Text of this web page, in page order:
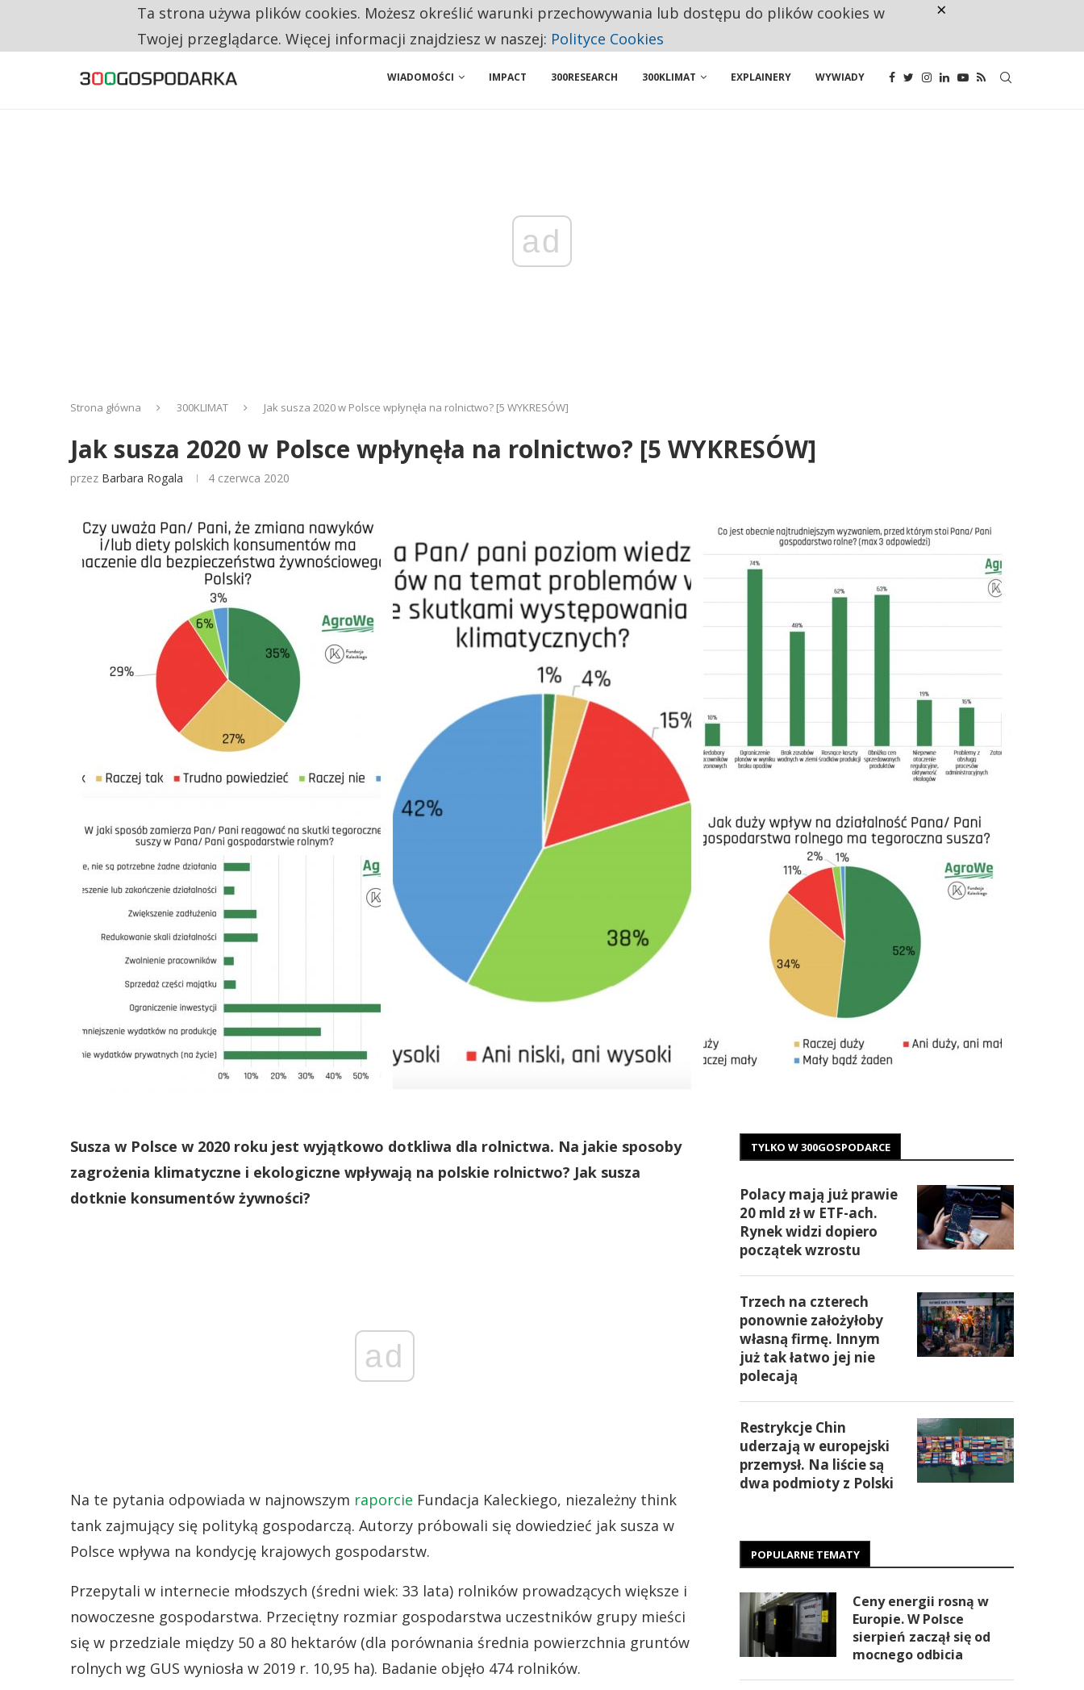
RESTRYKCJE CHIN UDERZAJĄ W EUROPEJSKI PRZEMYSŁ. NA LIŚCIE SĄ DWA PODMIOTY Z POLSKI
WIADOMOŚCI IMPACT 300RESEARCH 300KLIMAT EXPLAINERY WYWIADY
ad
Strona główna 300KLIMAT Jak susza 2020 w Polsce wpłynęła na rolnictwo? [5 WYKRESÓW]
Jak susza 2020 w Polsce wpłynęła na rolnictwo? [5 WYKRESÓW]
przez Barbara Rogala 4 czerwca 2020
Susza w Polsce w 2020 roku jest wyjątkowo dotkliwa dla rolnictwa. Na jakie sposoby
zagrożenia klimatyczne i ekologiczne wpływają na polskie rolnictwo? Jak susza
dotknie konsumentów żywności?
ad
Na te pytania odpowiada w najnowszym raporcie Fundacja Kaleckiego, niezależny think
tank zajmujący się polityką gospodarczą. Autorzy próbowali się dowiedzieć jak susza w
Polsce wpływa na kondycję krajowych gospodarstw.
Przepytali w internecie młodszych (średni wiek: 33 lata) rolników prowadzących większe i
nowoczesne gospodarstwa. Przeciętny rozmiar gospodarstwa uczestników grupy mieści
się w przedziale między 50 a 80 hektarów (dla porównania średnia powierzchnia gruntów
rolnych wg GUS wyniosła w 2019 r. 10,95 ha). Badanie objęło 474 rolników.
TYLKO W 300GOSPODARCE
Polacy mają już prawie
20 mld zł w ETF-ach.
Rynek widzi dopiero
początek wzrostu
Trzech na czterech
ponownie założyłoby
własną firmę. Innym
już tak łatwo jej nie
polecają
Restrykcje Chin
uderzają w europejski
przemysł. Na liście są
dwa podmioty z Polski
POPULARNE TEMATY
Ceny energii rosną w
Europie. W Polsce
sierpień zaczął się od
mocnego odbicia
Ta strona używa plików cookies. Możesz określić warunki przechowywania lub dostępu do plików cookies w
Twojej przeglądarce. Więcej informacji znajdziesz w naszej: Polityce Cookies
×